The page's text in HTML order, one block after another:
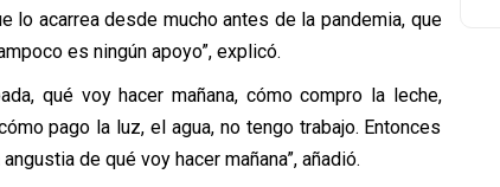
lo acarrea desde mucho antes de la pandemia, que
es ningún apoyo”, explicó.
qué voy hacer mañana, cómo compro la leche,
pago la luz, el agua, no tengo trabajo. Entonces
de qué voy hacer mañana”, añadió.